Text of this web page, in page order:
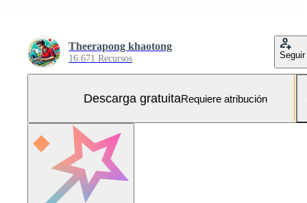
Theerapong khaotong
16.671 Recursos Seguir
Descarga gratuitaRequiere atribución